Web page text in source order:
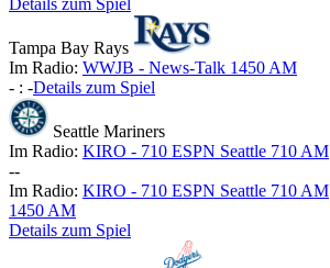
Details zum Spiel
Tampa Bay Rays
Im Radio: WWJB - News-Talk 1450 AM
- : -Details zum Spiel
Seattle Mariners
Im Radio: KIRO - 710 ESPN Seattle 710 AM
--
Im Radio: KIRO - 710 ESPN Seattle 710 AM
1450 AM
Details zum Spiel